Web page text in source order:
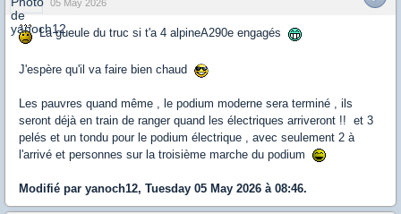
05 May 2026
La gueule du truc si t'a 4 alpineA290e engagés
J'espère qu'il va faire bien chaud
Les pauvres quand même , le podium moderne sera terminé , ils
seront déjà en train de ranger quand les électriques arriveront !! et 3
pelés et un tondu pour le podium électrique , avec seulement 2 à
l'arrivé et personnes sur la troisième marche du podium
Modifié par yanoch12, Tuesday 05 May 2026 à 08:46.